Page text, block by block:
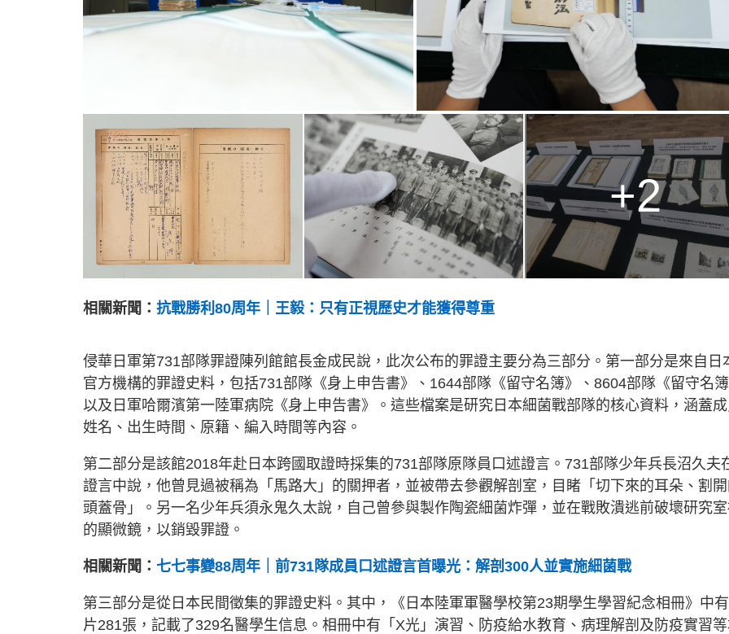
+2
相關新聞： 抗戰勝利80周年｜王毅：只有正視歷史才能獲得尊重
侵華日軍第731部隊罪證陳列館館長金成民說，此次公布的罪證主要分為三部分。第一部分是來自日
官方機構的罪證史料，包括731部隊《身上申告書》、1644部隊《留守名簿》、8604部隊《留守名簿
以及日軍哈爾濱第一陸軍病院《身上申告書》。這些檔案是研究日本細菌戰部隊的核心資料，涵蓋成
姓名、出生時間、原籍、編入時間等內容。
第二部分是該館2018年赴日本跨國取證時採集的731部隊原隊員口述證言。731部隊少年兵長沼久夫
證言中說，他曾見過被稱為「馬路大」的關押者，並被帶去參觀解剖室，目睹「切下來的耳朵、割
頭蓋骨」。另一名少年兵須永鬼久太說，自己曾參與製作陶瓷細菌炸彈，並在戰敗潰逃前破壞研究
的顯微鏡，以銷毀罪證。
相關新聞： 七七事變88周年｜前731隊成員口述證言首曝光：解剖300人並實施細菌戰
第三部分是從日本民間徵集的罪證史料。其中，《日本陸軍軍醫學校第23期學生學習紀念相冊》中
片281張，記載了329名醫學生信息。相冊中有「X光」演習、防疫給水教育、病理解剖及防疫實習